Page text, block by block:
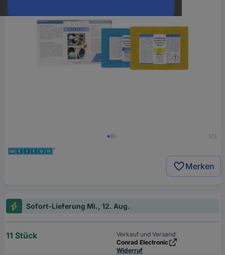
1/3
Merken
Sofort-Lieferung Mi., 12. Aug.
11 Stück
Verkauf und Versand:
Conrad Electronic
Widerruf